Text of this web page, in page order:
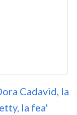
Cadavid, la
la fea'